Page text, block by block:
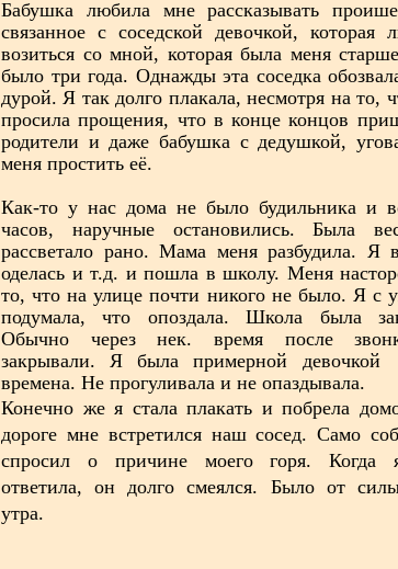
Бабушка любила мне рассказывать
связанное с соседской девочкой, которая
возиться со мной, которая была меня
было три года. Однажды эта соседка
дурой. Я так долго плакала, несмотря на то,
просила прощения, что в конце концов
родители и даже бабушка с дедушкой,
меня простить её.
Как-то у нас дома не было будильника и
часов, наручные остановились. Была
рассветало рано. Мама меня разбудила. Я
оделась и т.д. и пошла в школу. Меня
то, что на улице почти никого не было. Я с
подумала, что опоздала. Школа была
Обычно через нек. время после
закрывали. Я была примерной
времена. Не прогуливала и не опаздывала.
Конечно же я стала плакать и побрела
дороге мне встретился наш сосед.Само
спросил о причине моего горя. Когда
ответила, он долго смеялся. Было от
утра.